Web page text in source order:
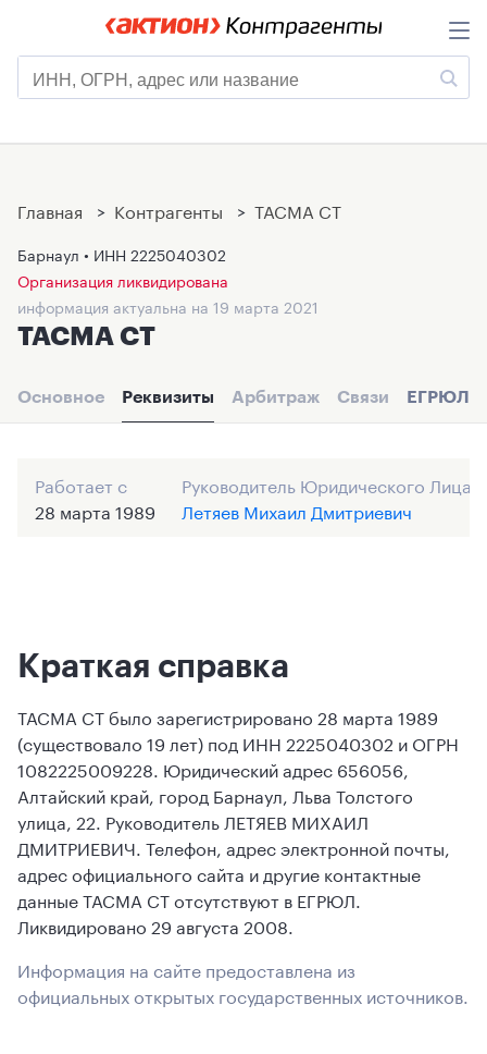
Главная > Контрагенты > ТАСМА СТ
Барнаул • ИНН 2225040302
Организация ликвидирована
информация актуальна на 19 марта 2021
ТАСМА СТ
Основное Реквизиты Арбитраж Связи ЕГРЮЛ
Работает с
28 марта 1989
Руководитель Юридического Лица
Летяев Михаил Дмитриевич
Краткая справка
ТАСМА СТ было зарегистрировано 28 марта 1989
(существовало 19 лет) под ИНН 2225040302 и ОГРН
1082225009228. Юридический адрес 656056,
Алтайский край, город Барнаул, Льва Толстого
улица, 22. Руководитель ЛЕТЯЕВ МИХАИЛ
ДМИТРИЕВИЧ. Телефон, адрес электронной почты,
адрес официального сайта и другие контактные
данные ТАСМА СТ отсутствуют в ЕГРЮЛ.
Ликвидировано 29 августа 2008.
Информация на сайте предоставлена из
официальных открытых государственных источников.